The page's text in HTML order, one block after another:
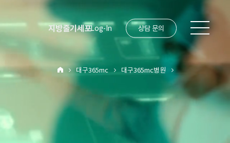
지방줄기세포Log-In 상담 문의
대구365mc 대구365mc병원